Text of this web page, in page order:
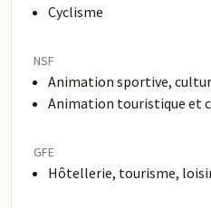
Cyclisme
NSF
Animation sportive,
Animation touristique et
GFE
Hôtellerie, tourisme,